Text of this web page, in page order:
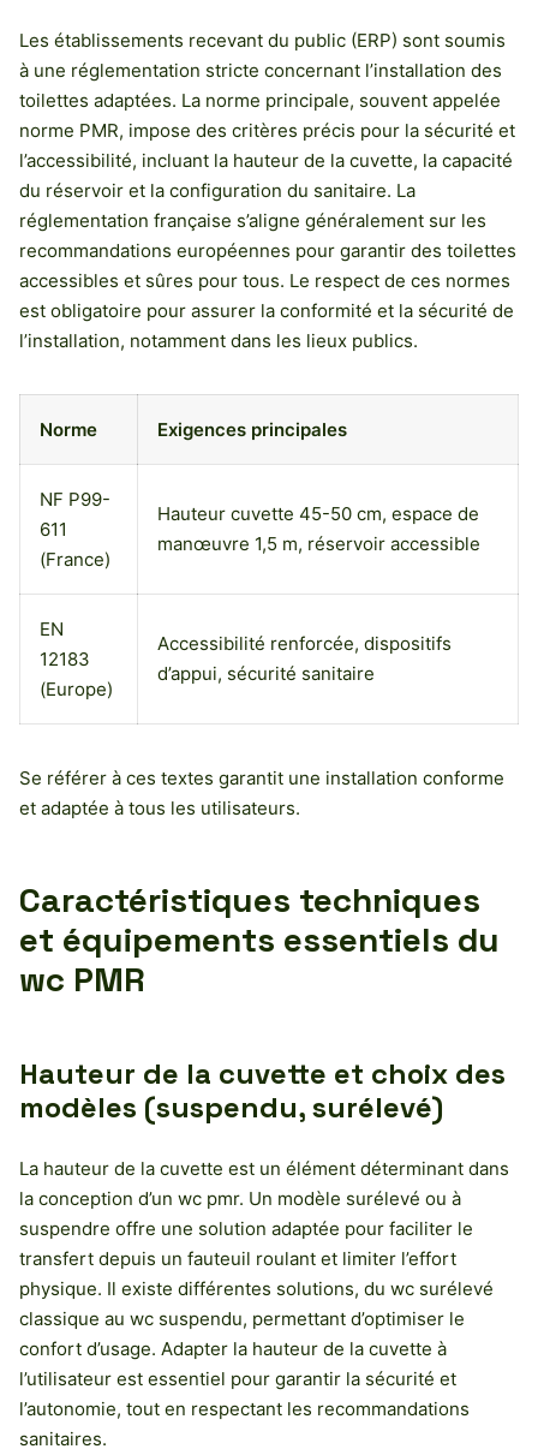
Les établissements recevant du public (ERP) sont soumis
à une réglementation stricte concernant l’installation des
toilettes adaptées. La norme principale, souvent appelée
norme PMR, impose des critères précis pour la sécurité et
l’accessibilité, incluant la hauteur de la cuvette, la capacité
du réservoir et la configuration du sanitaire. La
réglementation française s’aligne généralement sur les
recommandations européennes pour garantir des toilettes
accessibles et sûres pour tous. Le respect de ces normes
est obligatoire pour assurer la conformité et la sécurité de
l’installation, notamment dans les lieux publics.
Norme Exigences principales
NF P99-
611
(France)
Hauteur cuvette 45-50 cm, espace de
manœuvre 1,5 m, réservoir accessible
EN
12183
(Europe)
Accessibilité renforcée, dispositifs
d’appui, sécurité sanitaire
Se référer à ces textes garantit une installation conforme
et adaptée à tous les utilisateurs.
Caractéristiques techniques
et équipements essentiels du
wc PMR
Hauteur de la cuvette et choix des
modèles (suspendu, surélevé)
La hauteur de la cuvette est un élément déterminant dans
la conception d’un wc pmr. Un modèle surélevé ou à
suspendre offre une solution adaptée pour faciliter le
transfert depuis un fauteuil roulant et limiter l’effort
physique. Il existe différentes solutions, du wc surélevé
classique au wc suspendu, permettant d’optimiser le
confort d’usage. Adapter la hauteur de la cuvette à
l’utilisateur est essentiel pour garantir la sécurité et
l’autonomie, tout en respectant les recommandations
sanitaires.